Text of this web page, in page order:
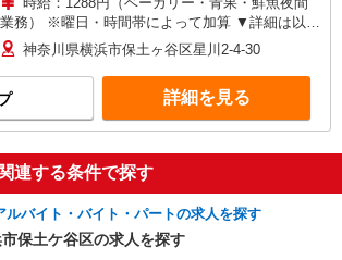
業務） ※曜日・時間帯によって加算 ▼詳細は以下
の通り 日・祝日／時給125円増 17:00〜18:00／時
給100円増 18:00以降／時給200円増 ★学生以外の
長期希望の方はパート対象です。 ★職種を限定し
ての募集のため、勤務時間・曜日の項目をご確認
ください。
神奈川県横浜市保土ヶ谷区星川2-4-30
詳細を見る
連する条件で探す
ルバイト・バイト・パートの求人を探す
保土ケ谷区の求人を探す